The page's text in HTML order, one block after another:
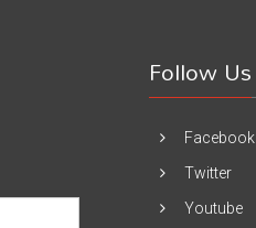
Follow Us
Facebook
Twitter
Youtube